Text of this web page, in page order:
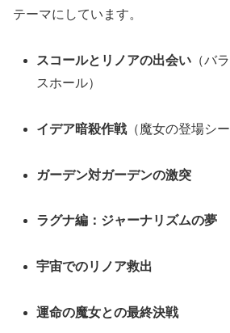
テーマにしています。
スコールとリノアの出会い （バ
スホール）
イデア暗殺作戦（魔女の登場シー
ガーデン対ガーデンの激突
ラグナ編：ジャーナリズムの夢
宇宙でのリノア救出
運命の魔女との最終決戦